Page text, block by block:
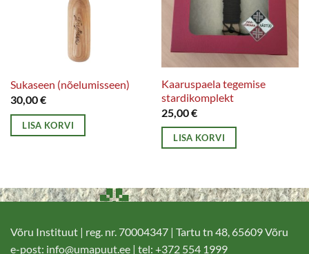
Sukaseen (nõelumisseen)
30,00€
LISA KORVI
Kaaruspaela tegemise
stardikomplekt
25,00€
LISA KORVI
Võru Instituut | reg. nr. 70004347 | Tartu tn 48, 65609 Võru
e-post: info@umapuut.ee | tel: +372 554 1999